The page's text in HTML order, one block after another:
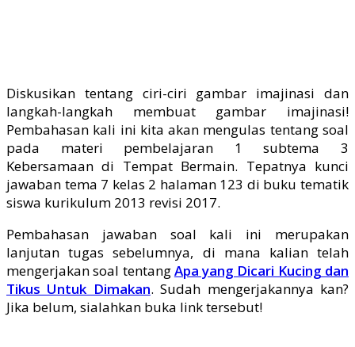
Diskusikan tentang ciri-ciri gambar imajinasi dan
langkah-langkah membuat gambar imajinasi!
Pembahasan kali ini kita akan mengulas tentang soal
pada materi pembelajaran 1 subtema 3
Kebersamaan di Tempat Bermain. Tepatnya kunci
jawaban tema 7 kelas 2 halaman 123 di buku tematik
siswa kurikulum 2013 revisi 2017.
Pembahasan jawaban soal kali ini merupakan
lanjutan tugas sebelumnya, di mana kalian telah
mengerjakan soal tentangApa yang Dicari Kucing dan
Tikus Untuk Dimakan. Sudah mengerjakannya kan?
Jika belum, sialahkan buka link tersebut!